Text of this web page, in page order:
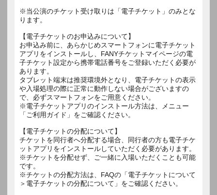
※当公演のチケット受け取りは「電子チケット」のみとな
ります。
【電子チケットのお申込みについて】
お申込み前に、あらかじめスマートフォンに電子チケット
アプリをインストールし、FANYチケットマイページの電
子チケット設定から携帯電話番号をご登録いただく必要が
あります。
タブレット端末は推奨環境外となり、電子チケットの表示
や入場処理の際に正常に動作しない場合がございますの
で、必ずスマートフォンをご用意ください。
※電子チケットアプリのインストール方法は、メニュー
「ご利用ガイド」をご確認ください。
【電子チケットの分配について】
チケットを同行者へ分配する場合、同行者の方も電子チケ
ットアプリをインストールしていただく必要があります。
※チケットを分配せず、ご一緒に入場いただくことも可能
です。
※チケットの分配方法は、FAQの「電子チケットについて
＞電子チケットの分配について」をご確認ください。